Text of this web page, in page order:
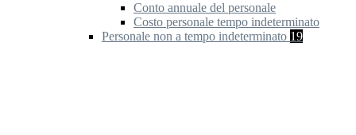
Conto annuale del personale
Costo personale tempo indeterminato
Personale non a tempo indeterminato 19